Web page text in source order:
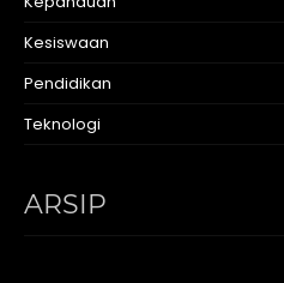
Kesiswaan
Pendidikan
Teknologi
ARSIP